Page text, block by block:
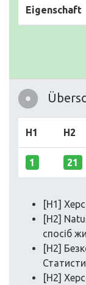
Eigenschaft
H1 H2
1 21
[H1]
[H2]
спосіб
[H2]
[H2]